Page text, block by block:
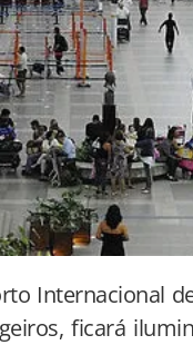
Internacional
ficará